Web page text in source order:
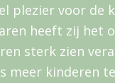
plezier voor de
heeft zij het
sterk zien
meer kinderen